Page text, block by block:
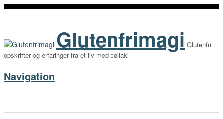
Glutenfrimagi Glutenfri
opskrifter og erfaringer fra et liv med cøliaki
Navigation